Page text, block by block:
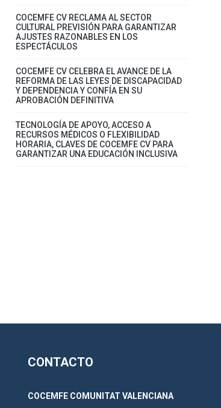
COCEMFE CV RECLAMA AL SECTOR
CULTURAL PREVISIÓN PARA GARANTIZAR
AJUSTES RAZONABLES EN LOS
ESPECTÁCULOS
COCEMFE CV CELEBRA EL AVANCE DE LA
REFORMA DE LAS LEYES DE DISCAPACIDAD
Y DEPENDENCIA Y CONFÍA EN SU
APROBACIÓN DEFINITIVA
TECNOLOGÍA DE APOYO, ACCESO A
RECURSOS MÉDICOS O FLEXIBILIDAD
HORARIA, CLAVES DE COCEMFE CV PARA
GARANTIZAR UNA EDUCACIÓN INCLUSIVA
CONTACTO
COCEMFE COMUNITAT VALENCIANA